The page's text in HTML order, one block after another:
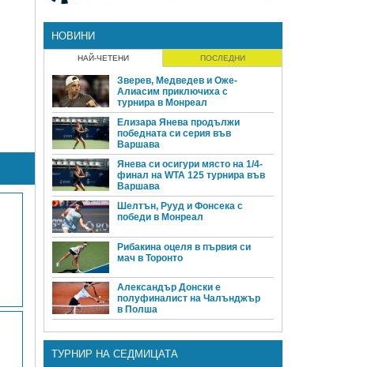
НОВИНИ
НАЙ-ЧЕТЕНИ ПОСЛЕДНИ
Зверев, Медведев и Оже-
Алиасим приключиха с
турнира в Монреал
Елизара Янева продължи
победната си серия във
Варшава
Янева си осигури място на 1/4-
финал на WTA 125 турнира във
Варшава
Шелтън, Рууд и Фонсека с
победи в Монреал
Рибакина оцеля в първия си
мач в Торонто
Александър Донски е
полуфиналист на Чалънджър
в Полша
ТУРНИР НА СЕДМИЦАТА